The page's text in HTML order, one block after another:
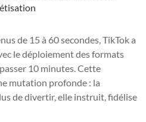
de 15 à 60 secondes, TikTok a
le déploiement des formats
10 minutes. Cette
mutation profonde : la
de divertir, elle instruit, fidélise